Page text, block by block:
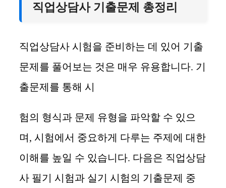
직업상담사 기출문제 총정리
직업상담사 시험을 준비하는 데 있어 기출
문제를 풀어보는 것은 매우 유용합니다. 기
출문제를 통해 시
험의 형식과 문제 유형을 파악할 수 있으
며, 시험에서 중요하게 다루는 주제에 대한
이해를 높일 수 있습니다. 다음은 직업상담
사 필기 시험과 실기 시험의 기출문제 중